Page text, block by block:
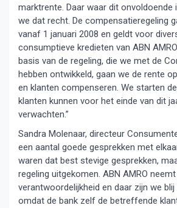
marktrente. Daar waar dit onvoldoende
we dat recht. De compensatieregeling
vanaf 1 januari 2008 en geldt voor
consumptieve kredieten van ABN
basis van de regeling, die we met de
hebben ontwikkeld, gaan we de rente
en klanten compenseren. We starten
klanten kunnen voor het einde van dit
verwachten.”
Sandra Molenaar, directeur
een aantal goede gesprekken met
waren dat best stevige gesprekken,
regeling uitgekomen. ABN AMRO
verantwoordelijkheid en daar zijn we
omdat de bank zelf de betreffende